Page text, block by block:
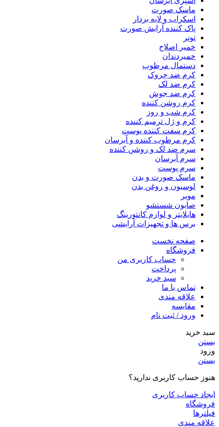
ماسک صورت
اسکراب و لایه بردار
پاک کننده آرایش صورت
تونر
خمیر اصلاح
خمیردندان
دستمال مرطوب
کرم ضد چروک
کرم ضد لک
کرم ضد جوش
کرم روشن کننده
کرم شب و روز
کرم و ژل ترمیم کننده
کرم سفت کننده پوست
کرم مرطوب کننده و آبرسان
سرم ضد لک و روشن کننده
سرم آبرسان
سرم پوست
ماسک صورت و بدن
لوسیون و روغن بدن
موبر
صابون شستشو
هایلایتر و لوازم کانتورینگ
برس ها و تجهیزات آرایشی
صفحه نخست
فروشگاه
حساب کاربری من
پرداخت
سبد خرید
تماس با ما
علاقه مندی
مقایسه
ورود / ثبت نام
سبد خرید
بستن
ورود
بستن
هنوز حساب کاربری ندارید؟
ایجاد حساب کاربری
فروشگاه
فیلترها
علاقه مندی